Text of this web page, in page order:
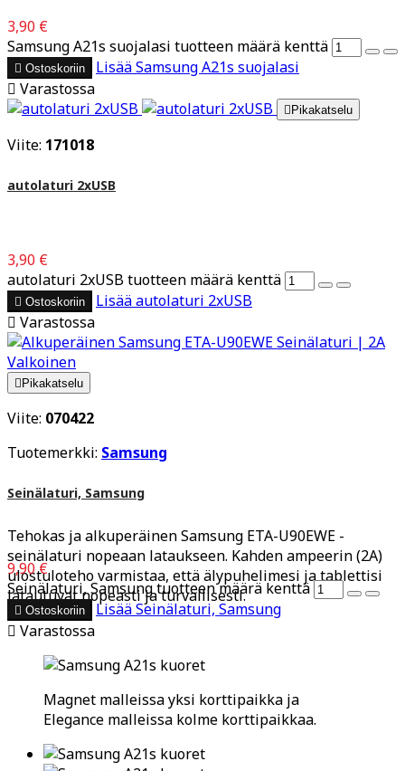
3,90 €
Samsung A21s suojalasi tuotteen määrä kenttä
 Ostoskoriin LisääSamsung A21s suojalasi
 Varastossa
 Pikakatselu
Viite: 171018
autolaturi 2xUSB
3,90 €
autolaturi 2xUSB tuotteen määrä kenttä
 Ostoskoriin Lisääautolaturi 2xUSB
 Varastossa
 Pikakatselu
Viite: 070422
Tuotemerkki: Samsung
Seinälaturi, Samsung
Tehokas ja alkuperäinen Samsung ETA-U90EWE -
seinälaturi nopeaan lataukseen. Kahden ampeerin (2A)
ulostuloteho varmistaa, että älypuhelimesi ja tablettisi
latautuvat nopeasti ja turvallisesti.
9,90 €
Seinälaturi, Samsung tuotteen määrä kenttä
 Ostoskoriin LisääSeinälaturi, Samsung
 Varastossa
Magnet malleissa yksi korttipaikka ja
Elegance malleissa kolme korttipaikkaa.